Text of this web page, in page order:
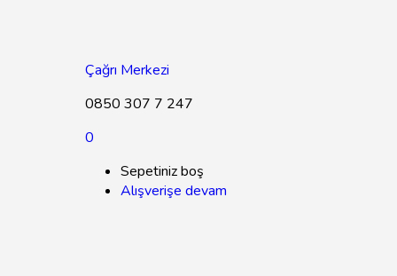
Çağrı Merkezi
0850 307 7 247
0
Sepetiniz boş
Alışverişe devam